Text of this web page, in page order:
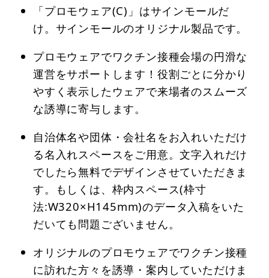
「プロモウェア(C)」はサインモールだ
け。サインモールのオリジナル製品です。
プロモウェアでワクチン接種会場の円滑な
運営をサポートします！役割ごとに分かり
やすく表示したウェアで来場者のスムーズ
な誘導に寄与します。
自治体名や団体・会社名をお入れいただけ
る名入れスペースをご用意。文字入れだけ
でしたら無料でデザインさせていただきま
す。もしくは、枠内スペース(枠寸
法:W320×H145mm)のデータ入稿をいた
だいても問題ございません。
オリジナルのプロモウェアでワクチン接種
に訪れた方々を誘導・案内していただけま